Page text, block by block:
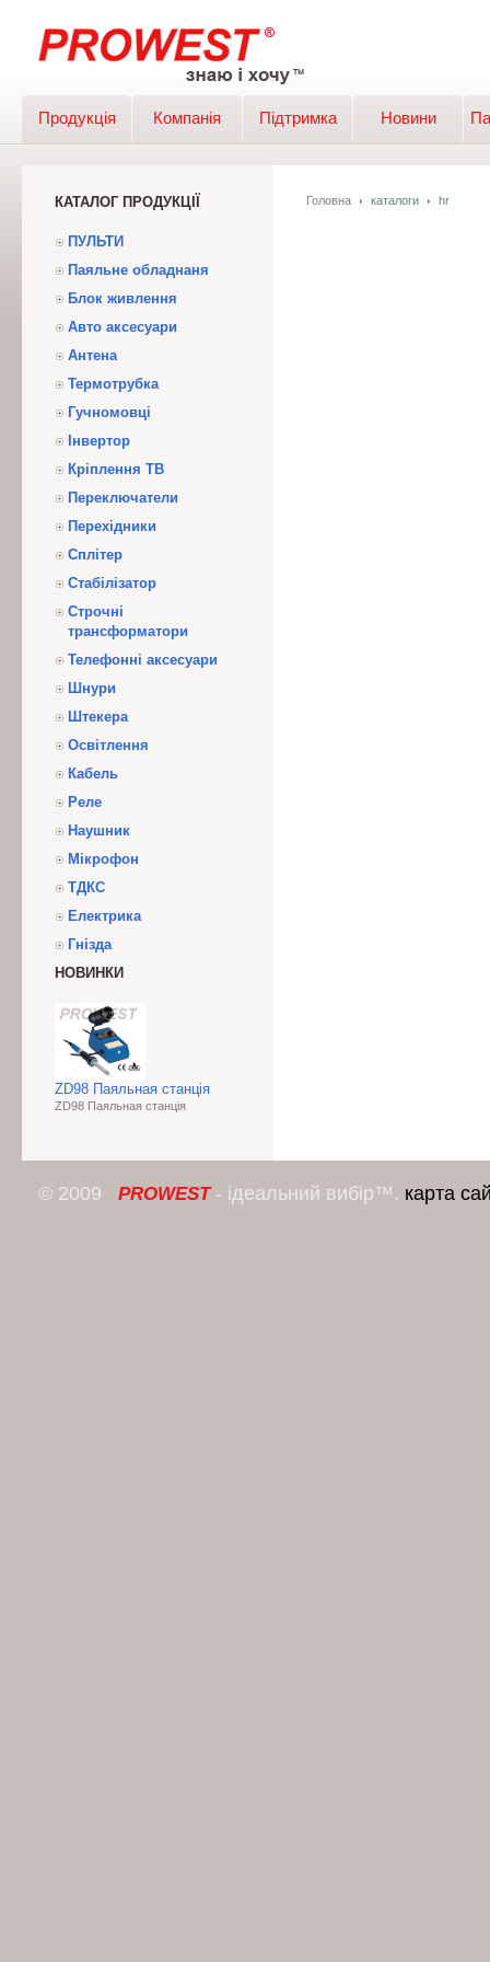
Продукція Компанія Підтримка Новини
КАТАЛОГ ПРОДУКЦІЇ
ПУЛЬТИ
Паяльне обладнаня
Блок живлення
Авто аксесуари
Антена
Термотрубка
Гучномовці
Інвертор
Кріплення ТВ
Переключатели
Перехідники
Сплітер
Стабілізатор
Строчні
трансформатори
Телефонні аксесуари
Шнури
Штекера
Освітлення
Кабель
Реле
Наушник
Мікрофон
ТДКС
Електрика
Гнізда
НОВИНКИ
ZD98 Паяльная станція
ZD98 Паяльная станція
Головна каталоги hr
© 2009 PROWEST- ідеальний вибір™. карта